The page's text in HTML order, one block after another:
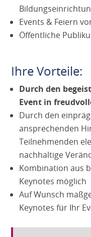
Events & Feiern
Öffentliche
Ihre Vorteile:
Durch den
Event in
Durch den
ansprechenden
Teilnehmenden
nachhaltige
Kombination aus
Keynotes möglich
Auf Wunsch
Keynotes für Ihr